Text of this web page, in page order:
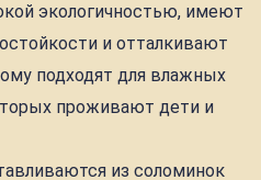
экологичностью, имеют
и отталкивают
подходят для влажных
проживают дети и
из соломинок